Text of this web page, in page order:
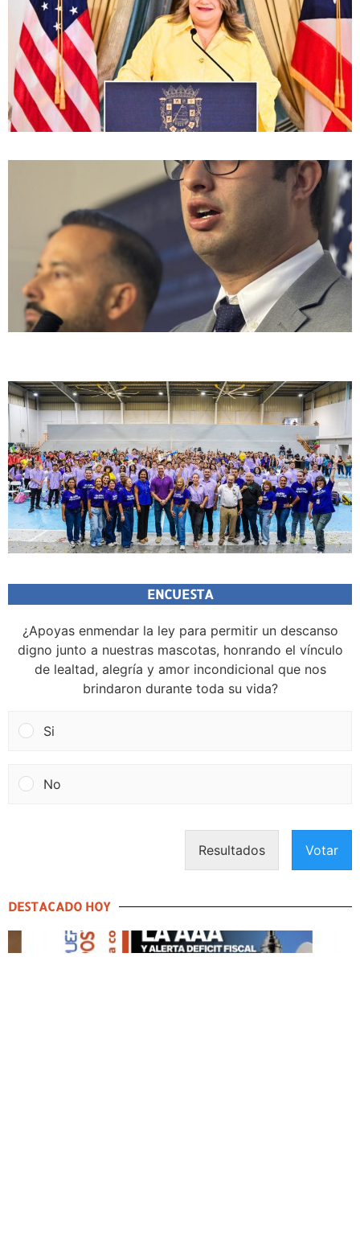
ENCUESTA
¿Apoyas enmendar la ley para permitir un descanso
digno junto a nuestras mascotas, honrando el vínculo
de lealtad, alegría y amor incondicional que nos
brindaron durante toda su vida?
Si
No
Resultados Votar
DESTACADO HOY